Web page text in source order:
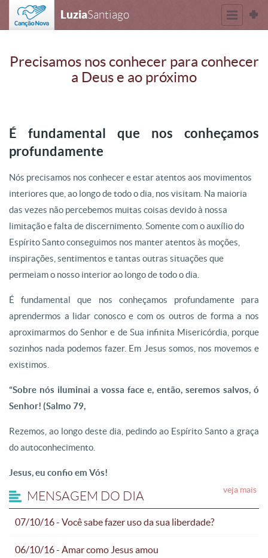
LuziaSantiago
Precisamos nos conhecer para conhecer
a Deus e ao próximo
É fundamental que nos conheçamos
profundamente
Nós precisamos nos conhecer e estar atentos aos movimentos
interiores que, ao longo de todo o dia, nos visitam. Na maioria
das vezes não percebemos muitas coisas devido à nossa
limitação e falta de discernimento. Somente com o auxílio do
Espírito Santo conseguimos nos manter atentos às moções,
inspirações, sentimentos e tantas outras situações que
permeiam o nosso interior ao longo de todo o dia.
É fundamental que nos conheçamos profundamente para
aprendermos a lidar conosco e com os outros de forma a nos
aproximarmos do Senhor e de Sua infinita Misericórdia, porque
sozinhos nada podemos fazer. Em Jesus somos, nos movemos e
existimos.
“Sobre nós iluminai a vossa face e, então, seremos salvos, ó
Senhor! (Salmo 79,
Rezemos, ao longo deste dia, pedindo ao Espírito Santo a graça
do autoconhecimento.
Jesus, eu confio em Vós!
MENSAGEM DO DIA
07/10/16 - Você sabe fazer uso da sua liberdade?
06/10/16 - Amar como Jesus amou
veja mais